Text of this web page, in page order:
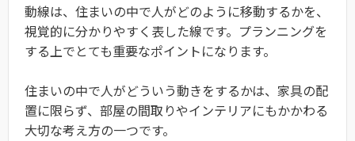
動線は、住まいの中で人がどのように移動するかを、
視覚的に分かりやすく表した線です。プランニングを
する上でとても重要なポイントになります。
住まいの中で人がどういう動きをするかは、家具の配
置に限らず、部屋の間取りやインテリアにもかかわる
大切な考え方の一つです。